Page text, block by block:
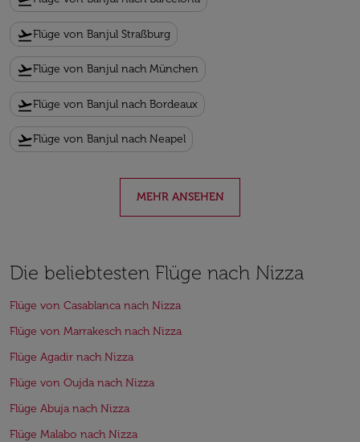
flight_takeoffFlüge von Banjul Straßburg
flight_takeoffFlüge von Banjul nach München
flight_takeoffFlüge von Banjul nach Bordeaux
flight_takeoffFlüge von Banjul nach Neapel
MEHR ANSEHEN
Die beliebtesten Flüge nach Nizza
Flüge von Casablanca nach Nizza
Flüge von Marrakesch nach Nizza
Flüge Agadir nach Nizza
Flüge von Oujda nach Nizza
Flüge Abuja nach Nizza
Flüge Malabo nach Nizza